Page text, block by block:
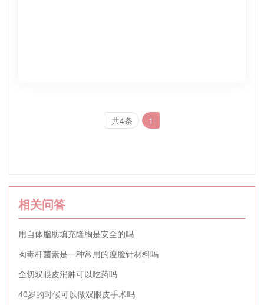
共4条 1
相关问答
用自体脂肪填充隆胸是安全的吗
肉毒杆菌素是一种常用的瘦脸针材料吗
全切双眼皮消肿可以吃药吗
40岁的时候可以做双眼皮手术吗